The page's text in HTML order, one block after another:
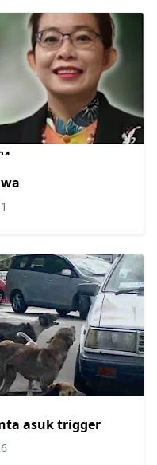
asuk trigger